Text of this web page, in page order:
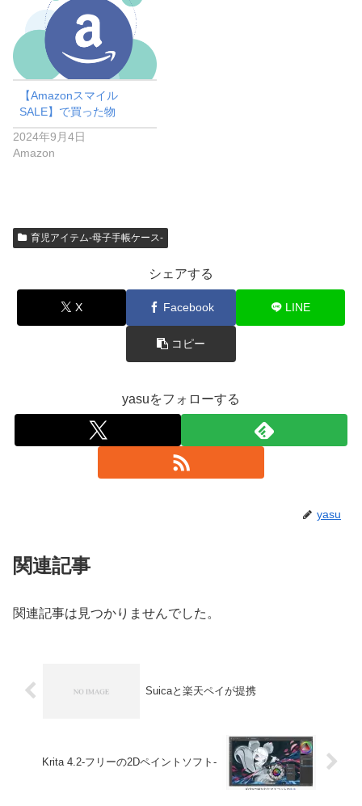
【Amazonスマイル
SALE】で買った物
2024年9月4日
Amazon
育児アイテム-母子手帳ケース-
シェアする
X Facebook LINE
コピー
yasuをフォローする
yasu
関連記事
関連記事は見つかりませんでした。
Suicaと楽天ペイが提携
Krita 4.2-フリーの2Dペイントソフト-